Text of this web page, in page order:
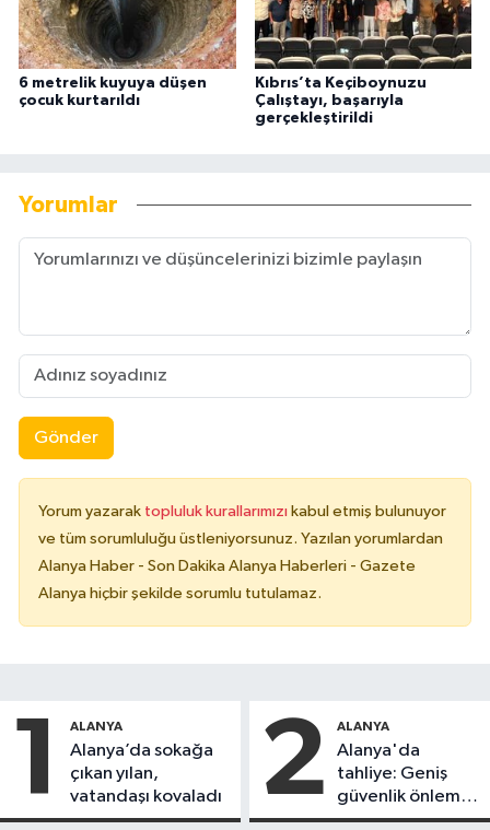
6 metrelik kuyuya düşen
çocuk kurtarıldı
Kıbrıs’ta Keçiboynuzu
Çalıştayı, başarıyla
gerçekleştirildi
Yorumlar
Gönder
Yorum yazarak topluluk kurallarımızı kabul etmiş bulunuyor
ve tüm sorumluluğu üstleniyorsunuz. Yazılan yorumlardan
Alanya Haber - Son Dakika Alanya Haberleri - Gazete
Alanya hiçbir şekilde sorumlu tutulamaz.
1 ALANYA
Alanya’da sokağa
çıkan yılan,
vatandaşı kovaladı
2 ALANYA
Alanya'da
tahliye: Geniş
güvenlik önlemi
alındı